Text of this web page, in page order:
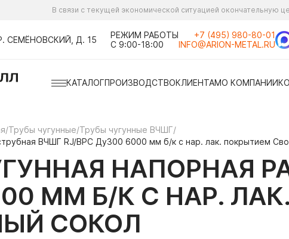
В связи с текущей экономической ситуацией окончательную
СЕМЁНОВСКИЙ, Д. 15
РЕЖИМ РАБОТЫ
С 9:00-18:00
+7 (495) 980-80-01
INFO@ARION-METAL.RU
КАТАЛОГПРОИЗВОДСТВОКЛИЕНТАМО КОМПАНИИ
/Трубы чугунные/Трубы чугунные ВЧШГ/
ВЧШГ RJ/ВРС Ду300 6000 мм б/к с нар. лак. покрытием
НАПОРНАЯ
ММ Б/К С НАР.
СОКОЛ